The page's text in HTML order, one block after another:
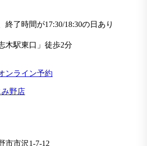
終了時間が17:30/18:30の日あり
木駅東口」徒歩2分
ンライン予約
市市沢1-7-12